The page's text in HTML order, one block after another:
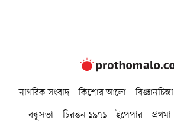
নাগরিক সংবাদ কিশোর আলো বিজ্ঞানচিন্তা
বন্ধুসভা
চিরন্তন ১৯৭১ ইপেপার প্রথমা